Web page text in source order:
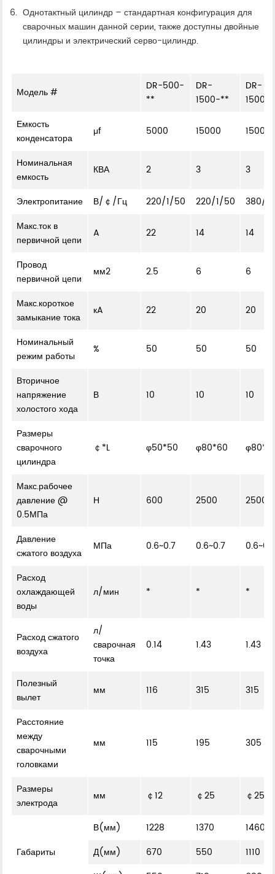
Однотактный цилиндр – стандартная конфигурация для
сварочных машин данной серии, также доступны двойные
цилиндры и электрический серво-цилиндр.
Модель #
DR-500-
**
DR-
1500-**
DR-
1500-
Емкость
конденсатора
μf 5000 15000 15000
Номинальная
емкость
КВА 2 3 3
Электропитание В/￠/Гц 220/1/50 220/1/50
380/
Макс.ток в
первичной цепи
A 22 14 14
Провод
первичной цепи
мм2 2.5 6 6
Макс.короткое
замыкание тока
кA 22 20 20
Номинальный
режим работы
% 50 50 50
Вторичное
напряжение
холостого хода
В 10 10 10
Размеры
сварочного
цилиндра
￠*L φ50*50 φ80*60
Макс.рабочее
давление @
0.5МПа
Н 600 2500 2500
Давление
сжатого воздуха
МПа 0.6~0.7 0.6~0.7 0.6~0.7
Расход
охлаждающей
воды
л/мин * * *
Расход сжатого
воздуха
л/
сварочная
точка
0.14 1.43 1.43
Полезный
вылет
мм 116 315 315
Расстояние
между
сварочными
головками
мм 115 195 305
Размеры
электрода
мм ￠12 ￠25 ￠25
Габариты
В(мм) 1228 1370
1460
Д(мм)
670 550
1110